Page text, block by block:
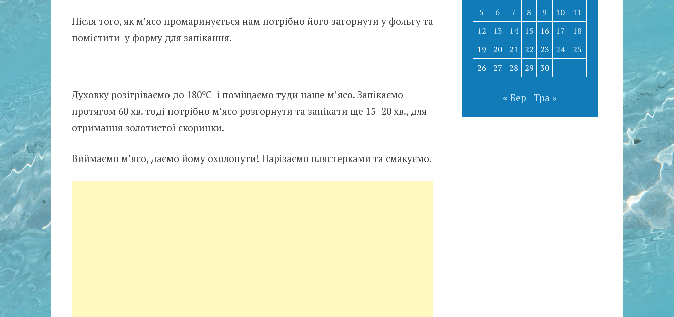
Після того, як м’ясо промаринується нам потрібно його загорнути у фольгу та
помістити у форму для запікання.
Духовку розігріваємо до 180ºС і поміщаємо туди наше м’ясо. Запікаємо
протягом 60 хв. тоді потрібно м’ясо розгорнути та запікати ще 15 -20 хв., для
отримання золотистої скоринки.
Виймаємо м’ясо, даємо йому охолонути! Нарізаємо плястерками та смакуємо.
5
6 7 8 9 10
11
12
13 14 15 16 17
18
19
20 21 22 23 24
25
26
27 28 29 30
« Бер Тра »